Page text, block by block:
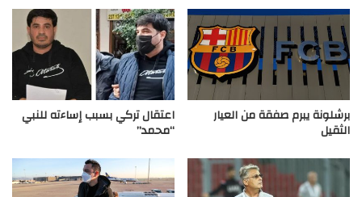
برشلونة يبرم صفقة من العيار
الثقيل
اعتقال تركي بسبب إساءته للنبي
“محمد”